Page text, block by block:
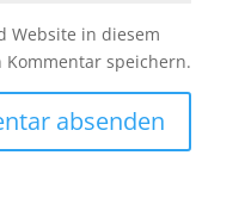
Website in diesem
speichern.